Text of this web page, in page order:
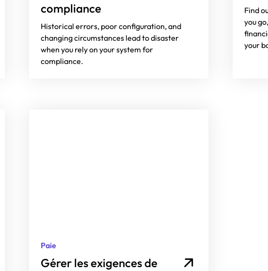
compliance
Historical errors, poor configuration, and
changing circumstances lead to disaster
when you rely on your system for
compliance.
Find
you
your
Paie
Gérer les exigences de